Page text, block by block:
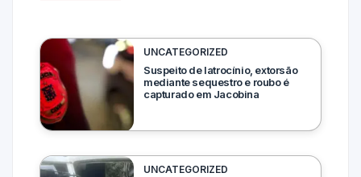
UNCATEGORIZED
Suspeito de latrocínio, extorsão
mediante sequestro e roubo é
capturado em Jacobina
UNCATEGORIZED